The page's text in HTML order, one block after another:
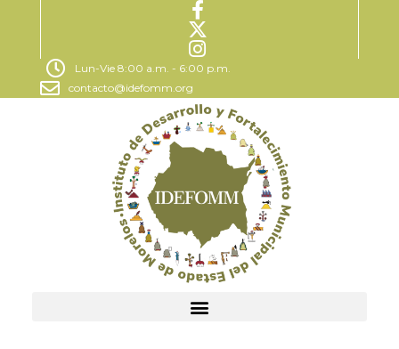
Lun-Vie 8:00 a.m. - 6:00 p.m.
contacto@idefomm.org